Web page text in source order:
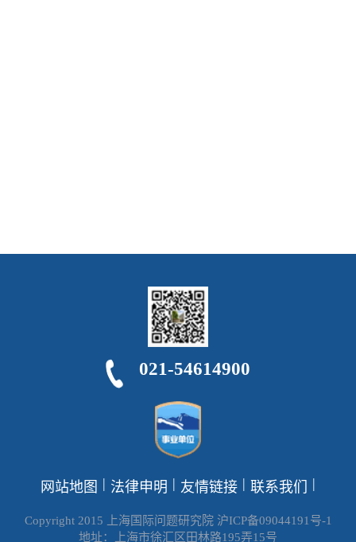
021-54614900
网站地图 | 法律申明 | 友情链接 | 联系我们 |
Copyright 2015 上海国际问题研究院 沪ICP备09044191号-1
地址：上海市徐汇区田林路195弄15号